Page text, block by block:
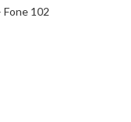
Fone 102